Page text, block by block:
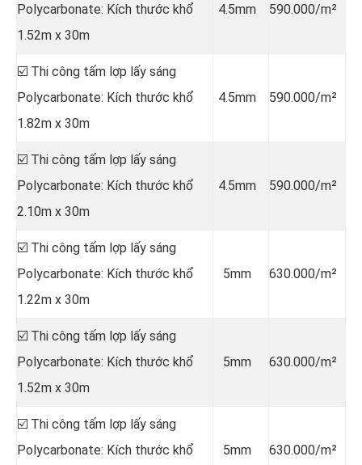
Polycarbonate: Kích thước khổ
1.52m x 30m
4.5mm 590.000/m²
☑️ Thi công tấm lợp lấy sáng
Polycarbonate: Kích thước khổ
1.82m x 30m
4.5mm 590.000/m²
☑️ Thi công tấm lợp lấy sáng
Polycarbonate: Kích thước khổ
2.10m x 30m
4.5mm 590.000/m²
☑️ Thi công tấm lợp lấy sáng
Polycarbonate: Kích thước khổ
1.22m x 30m
5mm 630.000/m²
☑️ Thi công tấm lợp lấy sáng
Polycarbonate: Kích thước khổ
1.52m x 30m
5mm 630.000/m²
☑️ Thi công tấm lợp lấy sáng
Polycarbonate: Kích thước khổ
5mm 630.000/m²